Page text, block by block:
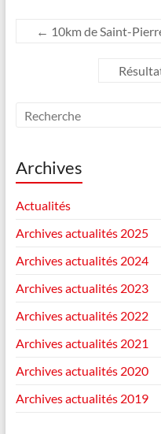
← 10km de Saint-
Archives
Actualités
Archives actualités 2025
Archives actualités 2024
Archives actualités 2023
Archives actualités 2022
Archives actualités 2021
Archives actualités 2020
Archives actualités 2019